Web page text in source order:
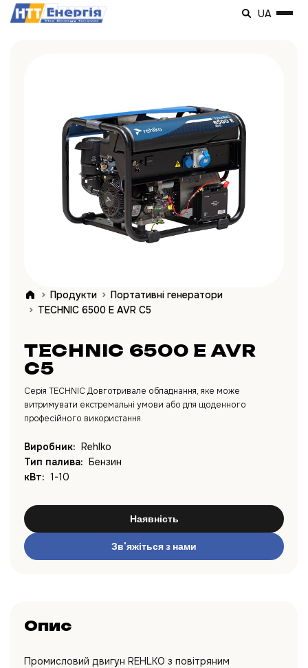
UA
Продукти
Портативні генератори
TECHNIC 6500 E AVR C5
TECHNIC 6500 E AVR
C5
Серія TECHNIC Довготривале обладнання, яке може
витримувати екстремальні умови або для щоденного
професійного використання.
Виробник: Rehlko
Тип палива: Бензин
кВт: 1-10
Наявність
Зв'яжіться з нами
Опис
Промисловий двигун REHLKO з повітряним